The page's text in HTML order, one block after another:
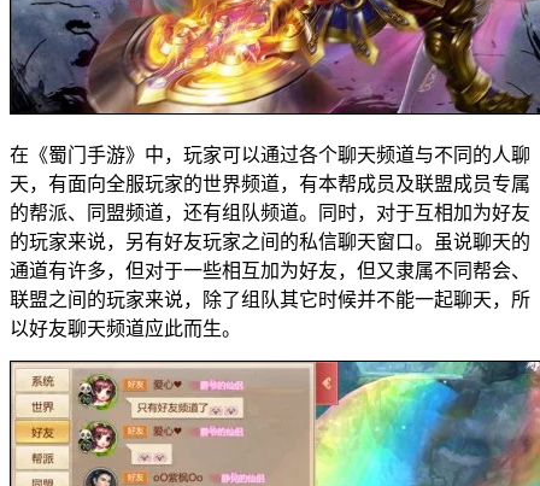
在《蜀门手游》中，玩家可以通过各个聊天频道与不同的人聊
天，有面向全服玩家的世界频道，有本帮成员及联盟成员专属
的帮派、同盟频道，还有组队频道。同时，对于互相加为好友
的玩家来说，另有好友玩家之间的私信聊天窗口。虽说聊天的
通道有许多，但对于一些相互加为好友，但又隶属不同帮会、
联盟之间的玩家来说，除了组队其它时候并不能一起聊天，所
以好友聊天频道应此而生。